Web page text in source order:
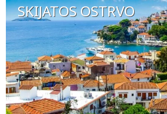
SKIJATOS OSTRVO